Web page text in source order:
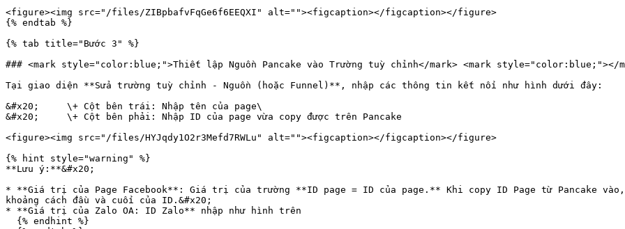
<figure><img src="/files/ZIBpbafvFqGe6f6EEQXI" alt=""><figcaption></figcaption></figure>
{% endtab %}
{% tab title="Bước 3" %}
### <mark style="color:blue;">Thiết lập Nguồn Pancake vào Trường tuỳ chỉnh</mark> <mark style="color:blue;"></
Tại giao diện **Sửa trường tuỳ chỉnh - Nguồn (hoặc Funnel)**, nhập các thông tin kết nối như hình dưới đây:
&#x20;     \+ Cột bên trái: Nhập tên của page\
&#x20;     \+ Cột bên phải: Nhập ID của page vừa copy được trên Pancake
<figure><img src="/files/HYJqdy1O2r3Mefd7RWLu" alt=""><figcaption></figcaption></figure>
{% hint style="warning" %}
**Lưu ý:**&#x20;
* **Giá trị của Page Facebook**: Giá trị của trường **ID page = ID của page.** Khi copy ID Page từ Pancake
khoảng cách đầu và cuối của ID.&#x20;
* **Giá trị của Zalo OA: ID Zalo** nhập như hình trên